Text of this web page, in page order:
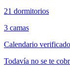
21 dormitorios
3 camas
Calendario verificado
Todavía no se te